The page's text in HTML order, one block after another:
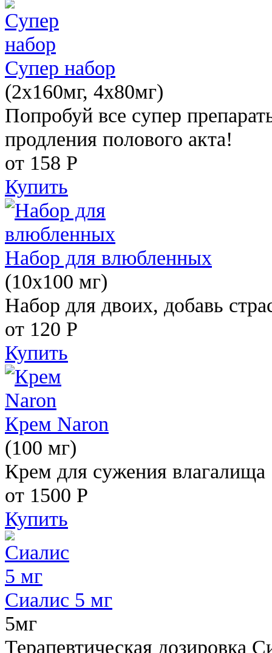
Супер набор
(2х160мг, 4х80мг)
Попробуй все супер
продления полового акта!
от 158 Р
Купить
Набор для влюбленных
(10х100 мг)
Набор для двоих, добавь
от 120 Р
Купить
Крем Naron
(100 мг)
Крем для сужения влагалища
от 1500 Р
Купить
Сиалис 5 мг
5мг
Терапевтическая дозировка